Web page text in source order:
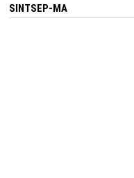
SINTSEP-MA